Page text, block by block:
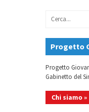
Progetto
Progetto
Gabinetto del
Chi siamo »